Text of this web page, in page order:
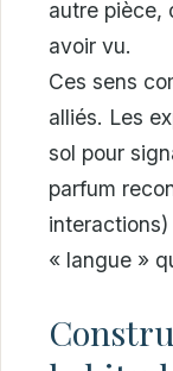
autre pièce,
avoir vu.
Ces sens
alliés. Les
sol pour
parfum
« langue »